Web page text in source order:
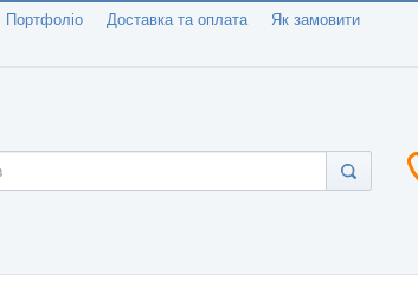
Портфоліо Доставка та оплата
Як замовити